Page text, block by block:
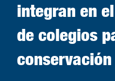
integran en
de colegios
conservación